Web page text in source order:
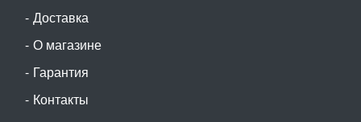
Доставка
О магазине
Гарантия
Контакты